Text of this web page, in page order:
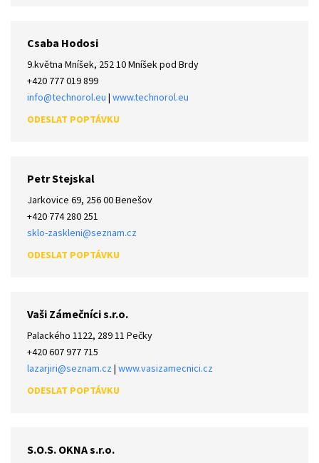
Csaba Hodosi
9.května Mníšek, 252 10 Mníšek pod Brdy
+420 777 019 899
info@technorol.eu | www.technorol.eu
Petr Stejskal
Jarkovice 69, 256 00 Benešov
+420 774 280 251
sklo-zaskleni@seznam.cz
Vaši Zámečníci s.r.o.
Palackého 1122, 289 11 Pečky
+420 607 977 715
lazarjiri@seznam.cz| www.vasizamecnici.cz
S.O.S. OKNA s.r.o.